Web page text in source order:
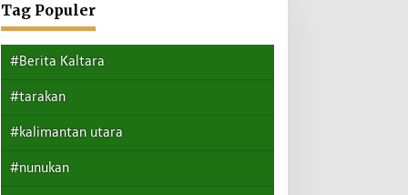
Tag Populer
#Berita Kaltara
#tarakan
#kalimantan utara
#nunukan